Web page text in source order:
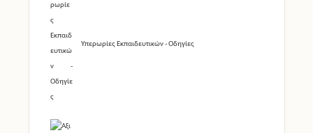
Υπερωρίες Εκπαιδευτικών - Οδηγίες